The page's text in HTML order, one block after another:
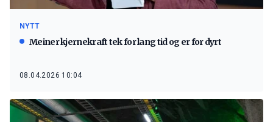
NYTT
Meiner kjernekraft tek for lang tid og er for dyrt
08.04.2026 10:04